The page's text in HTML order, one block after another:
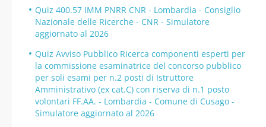
Quiz 400.57 IMM PNRR CNR - Lombardia - Consiglio
Nazionale delle Ricerche - CNR - Simulatore
aggiornato al 2026
Quiz Avviso Pubblico Ricerca componenti esperti per
la commissione esaminatrice del concorso pubblico
per soli esami per n.2 posti di Istruttore
Amministrativo (ex cat.C) con riserva di n.1 posto
volontari FF.AA. - Lombardia - Comune di Cusago -
Simulatore aggiornato al 2026